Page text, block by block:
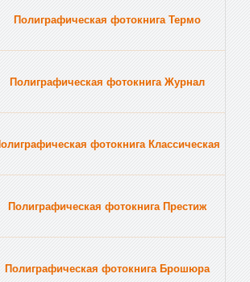
Полиграфическая фотокнига Термо
Полиграфическая фотокнига Журнал
фотокнига Классическая
Полиграфическая фотокнига Престиж
Полиграфическая фотокнига Брошюра